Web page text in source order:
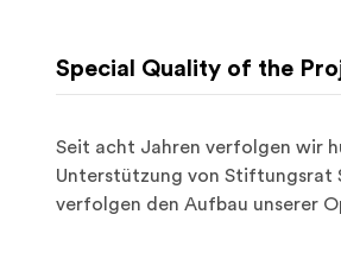
Special Quality of the
Seit acht Jahren verfolgen wir
Unterstützung von Stiftungsrat
verfolgen den Aufbau unserer